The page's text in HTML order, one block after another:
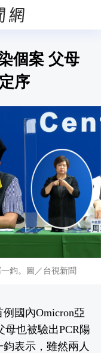
個案 父母
序
鈞。圖／台視新聞
國內Omicron亞
也被驗出PCR陽
表示，雖然兩人